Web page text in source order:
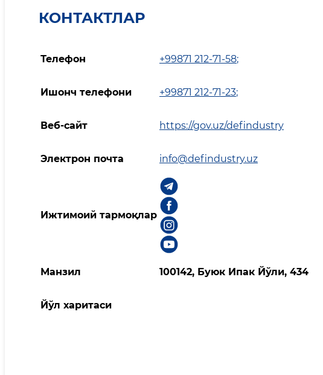
КОНТАКТЛАР
Телефон +99871 212-71-58;
Ишонч телефони +99871 212-71-23;
Веб-сайт https://gov.uz/defindustry
Электрон почта info@defindustry.uz
Ижтимоий тармоқлар
Манзил 100142, Буюк Ипак Йўли, 434
Йўл харитаси